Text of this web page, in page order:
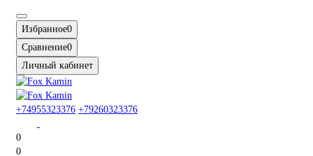
Избранное0
Сравнение0
Личный кабинет
+74955323376 +79260323376
0
0